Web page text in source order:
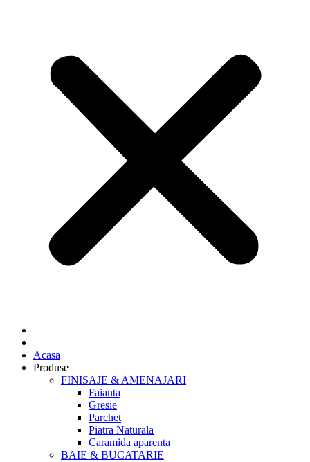
Acasa
Produse
FINISAJE & AMENAJARI
Faianta
Gresie
Parchet
Piatra Naturala
Caramida aparenta
BAIE & BUCATARIE